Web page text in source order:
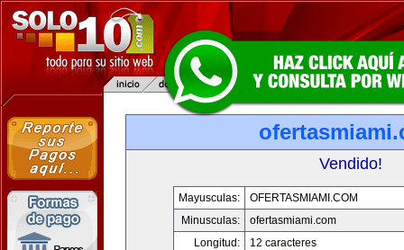
Vendido!
Mayusculas:
OFERTASMIAMI.COM
Minusculas:
ofertasmiami.com
Longitud:
12 caracteres